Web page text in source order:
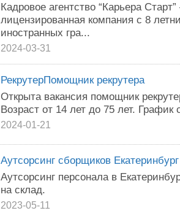
Кадровое агентство “Карьера
лицензированная компания с 8
иностранных гра...
2024-03-31
РекрутерПомощник рекрутера
Открыта вакансия помощник
Возраст от 14 лет до 75 лет. График
2024-01-21
Аутсорсинг сборщиков Екатеринбург
Аутсорсинг персонала в
на склад.
2023-05-11